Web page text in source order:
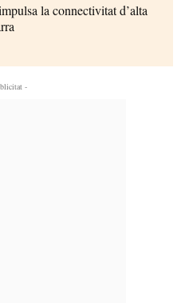
la connectivitat d’alta
-